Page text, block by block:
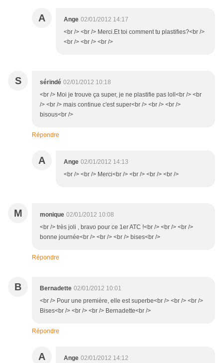
A Ange 02/01/2012 14:17
<br /> <br /> Merci.Et toi comment tu plastifies?<br />
<br /> <br /> <br />
S sérïndé 02/01/2012 10:18
<br /> Moi je trouve ça super, je ne plastifie pas loll<br /> <br
/> <br /> mais continue c'est super<br /> <br /> <br />
bisous<br />
Répondre
A Ange 02/01/2012 14:13
<br /> <br /> Merci<br /> <br /> <br /> <br />
M monique 02/01/2012 10:08
<br /> très joli , bravo pour ce 1er ATC !<br /> <br /> <br />
bonne journée<br /> <br /> <br /> bises<br />
Répondre
B Bernadette 02/01/2012 10:01
<br /> Pour une première, elle est superbe<br /> <br /> <br />
Bises<br /> <br /> <br /> Bernadette<br />
Répondre
A Ange 02/01/2012 14:12